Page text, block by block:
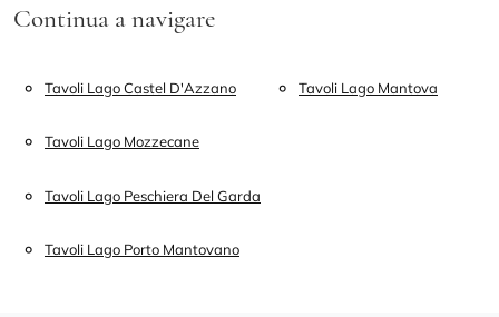
Continua a navigare
Tavoli Lago Castel D'Azzano Tavoli Lago Mantova
Tavoli Lago Mozzecane
Tavoli Lago Peschiera Del Garda
Tavoli Lago Porto Mantovano